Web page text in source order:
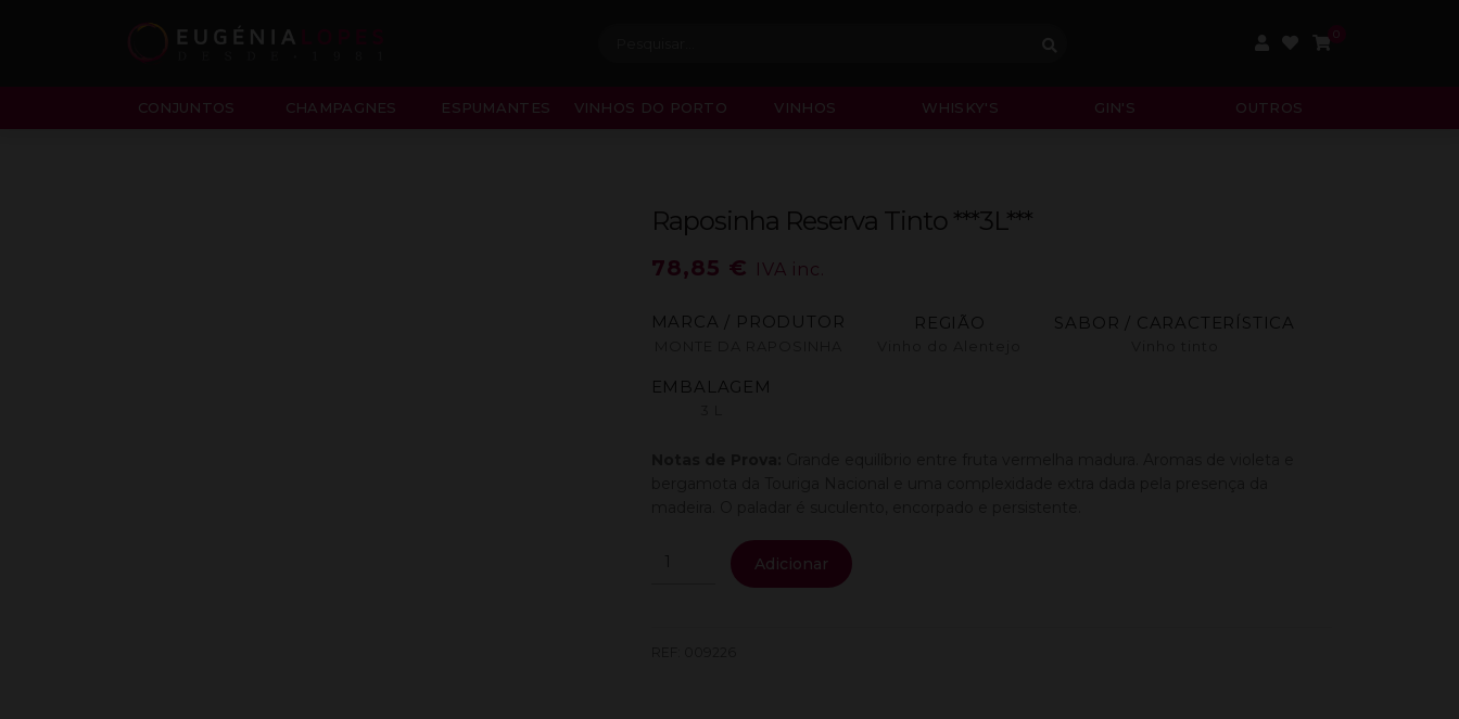
CONJUNTOS CHAMPAGNES ESPUMANTES VINHOS DO PORTO VINHOS WHISKY'S GIN'S OUTROS
Raposinha Reserva Tinto ***3L***
78,85 € IVA inc.
MARCA / PRODUTOR REGIÃO SABOR / CARACTERÍSTICA
EMBALAGEM
Quantidade
Adicionar